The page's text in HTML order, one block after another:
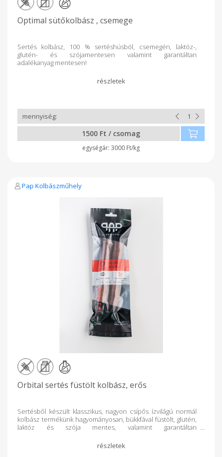
Optimal sütőkolbász , csemege
Sertés kolbász, 100 % sertéshúsból, csemegén, laktóz-,
glutén- és szójamentesen valamint garantáltan
adalékanyag mentesen!
1500 Ft / csomag
3000 Ft/kg
Pap Kolbászműhely
Orbital sertés füstölt kolbász, erős
Sertésből készült klasszikus, nagyon csípős ízvilágú normál
kolbász termékünk hagyományosan, bükkfával füstölt, glutén,
laktóz és szója mentes, valamint garantáltan